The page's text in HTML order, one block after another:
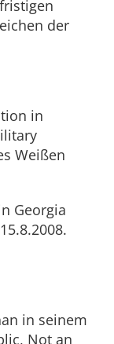
der
in
Weißen
Georgia
in seinem
Not an